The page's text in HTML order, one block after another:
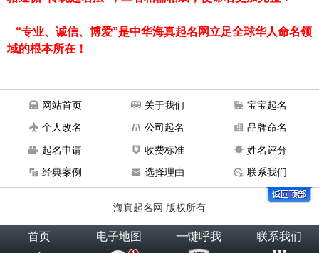
“专业、诚信、博爱”是中华海真起名网立足全球华人命名领
域的根本所在！
网站首页 关于我们
宝宝起名
个人改名
公司起名
品牌命名
起名申请
收费标准
姓名评分
经典案例
选择理由 联系我们
海真起名网 版权所有
首页 电子地图 一键呼我 联系我们